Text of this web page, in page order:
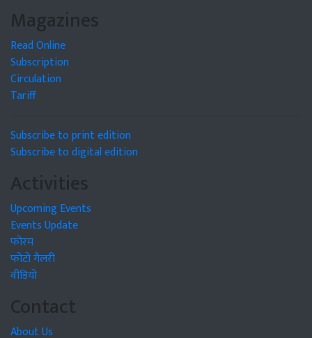
Magazines
Read Online
Subscription
Circulation
Tariff
Subscribe to print edition
Subscribe to digital edition
Activities
Upcoming Events
Events Update
फोरम
फोटो गैलरी
वीडियो
Contact
About Us